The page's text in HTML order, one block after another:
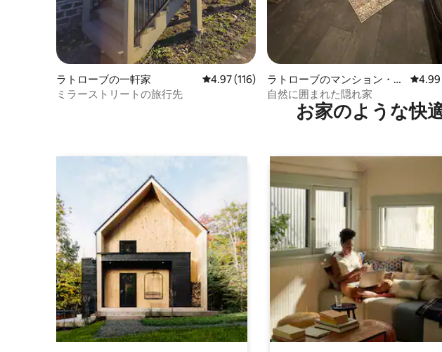
ラトローブの一軒家 レビュー116件、5つ星中4.97つ星の平均評価
4.97 (116)
ミラーストリートの旅行先
ラトローブのマンション・ア
パート
レビ
4.99
自然に囲まれた隠れ家
お家のような快⁠